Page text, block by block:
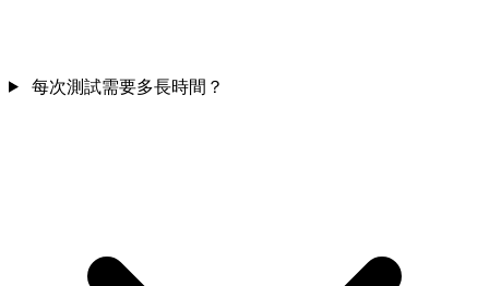
每次測試需要多長時間？